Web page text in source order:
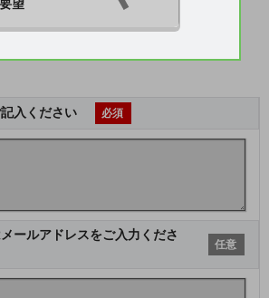
望
入ください 必須
ールアドレスをご入力くださ
任意